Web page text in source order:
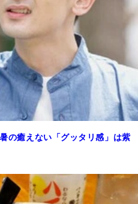
癒えない「グッタリ感」は紫